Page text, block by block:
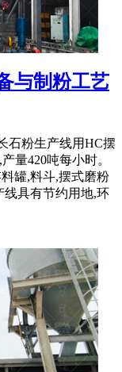
与制粉工艺
石粉生产线用HC摆
量420吨每小时。
罐,料斗,摆式磨粉
线具有节约用地,环